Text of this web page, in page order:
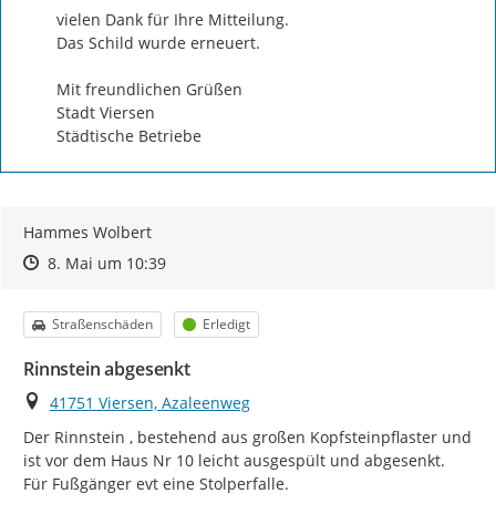
vielen Dank für Ihre Mitteilung.
Das Schild wurde erneuert.
Mit freundlichen Grüßen
Stadt Viersen
Städtische Betriebe
Hammes Wolbert
Zeitpunkt des Erstellens
Zeitpunkt des Erstellens
8. Mai um 10:39Zur Äußerung
Kategorie
Straßenschäden Status
Erledigt
Rinnstein abgesenkt
Ort
41751 Viersen, Azaleenweg
Der Rinnstein , bestehend aus großen Kopfsteinpflaster und
ist vor dem Haus Nr 10 leicht ausgespült und abgesenkt.
Für Fußgänger evt eine Stolperfalle.